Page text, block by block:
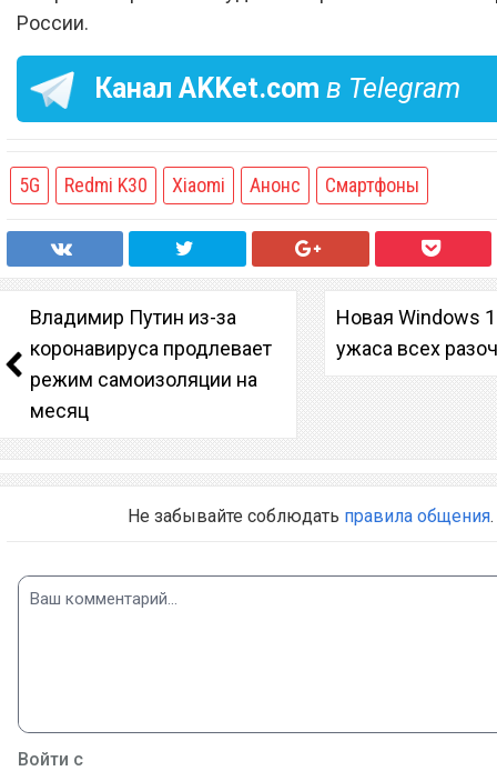
России.
Канал AKKet.com в Telegram
5G Redmi K30 Xiaomi Анонс Смартфоны
Владимир Путин из-за
коронавируса продлевает
режим самоизоляции на
месяц
Новая Windows
ужаса всех
Не забывайте соблюдать правила общения.
Войти с